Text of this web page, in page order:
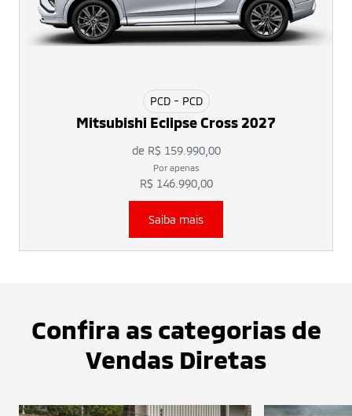
PCD - PCD
Mitsubishi Eclipse Cross 2027
de R$ 159.990,00
Por apenas
R$ 146.990,00
Saiba mais
Confira as categorias de
Vendas Diretas